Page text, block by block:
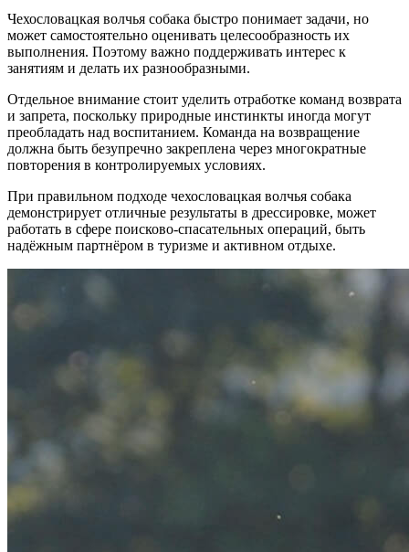
Чехословацкая волчья собака быстро понимает задачи, но
может самостоятельно оценивать целесообразность их
выполнения. Поэтому важно поддерживать интерес к
занятиям и делать их разнообразными.
Отдельное внимание стоит уделить отработке команд возврата
и запрета, поскольку природные инстинкты иногда могут
преобладать над воспитанием. Команда на возвращение
должна быть безупречно закреплена через многократные
повторения в контролируемых условиях.
При правильном подходе чехословацкая волчья собака
демонстрирует отличные результаты в дрессировке, может
работать в сфере поисково-спасательных операций, быть
надёжным партнёром в туризме и активном отдыхе.